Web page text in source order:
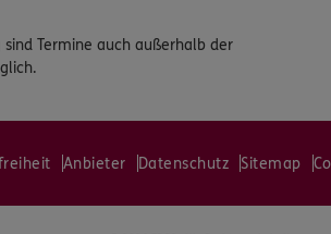
sind Termine auch außerhalb der
Anbieter Datenschutz Sitemap